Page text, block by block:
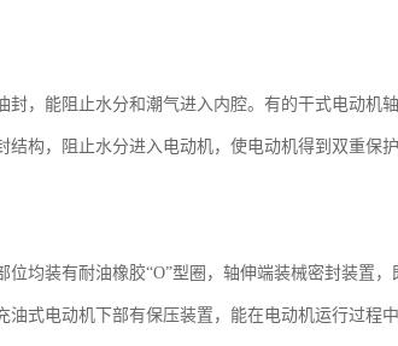
，能阻止水分和潮气进入内腔。有的干式电动机
构，阻止水分进入电动机，使电动机得到双重保
均装有耐油橡胶“O”型圈，轴伸端装械密封装置，
式电动机下部有保压装置，能在电动机运行过程